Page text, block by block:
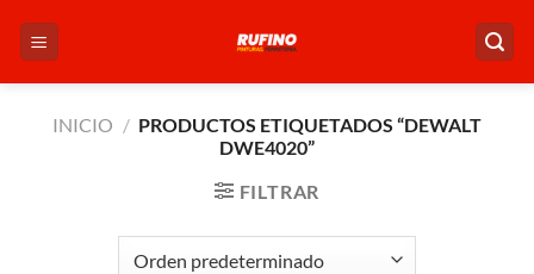
INICIO / PRODUCTOS ETIQUETADOS “DEWALT
DWE4020”
FILTRAR